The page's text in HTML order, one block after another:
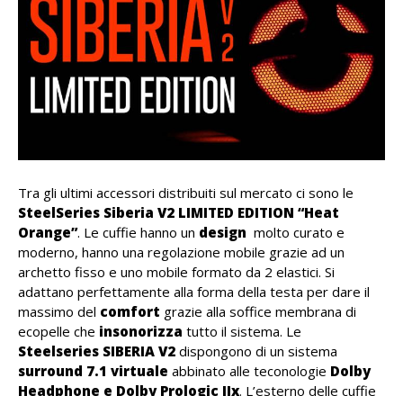
Tra gli ultimi accessori distribuiti sul mercato ci sono le
SteelSeries Siberia V2 LIMITED EDITION “Heat
Orange”. Le cuffie hanno un design molto curato e
moderno, hanno una regolazione mobile grazie ad un
archetto fisso e uno mobile formato da 2 elastici. Si
adattano perfettamente alla forma della testa per dare il
massimo del comfort grazie alla soffice membrana di
ecopelle che insonorizza tutto il sistema. Le
Steelseries SIBERIA V2 dispongono di un sistema
surround 7.1 virtuale abbinato alle teconologie Dolby
Headphone e Dolby Prologic IIx. L’esterno delle cuffie